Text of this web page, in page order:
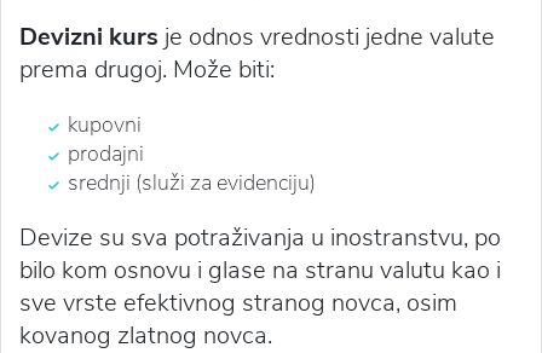
Devizni kurs je odnos vrednosti jedne valute
prema drugoj. Može biti:
kupovni
prodajni
srednji (služi za evidenciju)
Devize su sva potraživanja u inostranstvu, po
bilo kom osnovu i glase na stranu valutu kao i
sve vrste efektivnog stranog novca, osim
kovanog zlatnog novca.